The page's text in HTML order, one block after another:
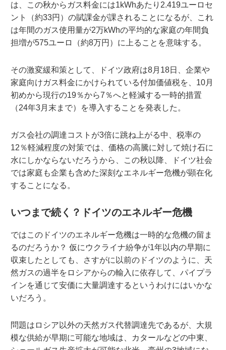
は、この秋からガス料金には1kWhあたり2.419ユーロセ
ント（約33円）の賦課金が課されることになるが、これ
は年間のガス使用量が2万kWhの平均的な家庭の年間負
担増が575ユーロ（約8万円）に上ることを意味する。
その激変緩和策として、ドイツ政府は8月18日、企業や
家庭向けガス料金にかけられている付加価値税を、10月
初めから現行の19％から7％へと軽減する一時的措置
（24年3月末まで）を導入することを発表した。
ガス会社の調達コストが3倍に跳ね上がる中、税率の
12％軽減程度の対策では、価格の高騰に対して焼け石に
水にしかならないだろうから、この秋以降、ドイツ社会
では家庭も企業も含めた深刻なエネルギー危機が顕在化
することになる。
いつまで続く？ドイツのエネルギー危機
ではこのドイツのエネルギー危機は一時的な危機の留ま
るのだろうか？ 仮にウクライナ紛争が1年以内の早期に
収束したとしても、さすがに以前のドイツのように、天
然ガスの過半をロシアからの輸入に依存して、パイプラ
インを通じて安価に大量調達するというわけにはいかな
いだろう。
問題はロシア以外の天然ガス代替調達先であるが、大規
模な供給が早期に可能な地域は、カタールなどの中東、